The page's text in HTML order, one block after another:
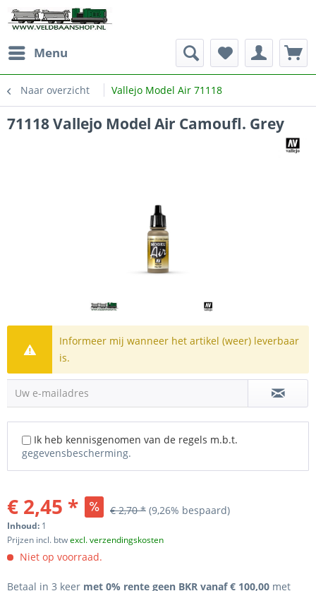
Menu
Naar overzicht Vallejo Model Air 71118
71118 Vallejo Model Air Camoufl. Grey
Informeer mij wanneer het artikel (weer) leverbaar
is.
Uw e-mailadres
Ik heb kennisgenomen van de regels m.b.t.
gegevensbescherming.
€ 2,45 * € 2,70 * (9,26% bespaard)
Inhoud: 1
Prijzen incl. btwexcl. verzendingskosten
Niet op voorraad.
Betaal in 3 keer met 0% rente geen BKR vanaf € 100,00 met